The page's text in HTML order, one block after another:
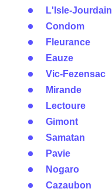
L'Isle-Jourdain
Condom
Fleurance
Eauze
Vic-Fezensac
Mirande
Lectoure
Gimont
Samatan
Pavie
Nogaro
Cazaubon